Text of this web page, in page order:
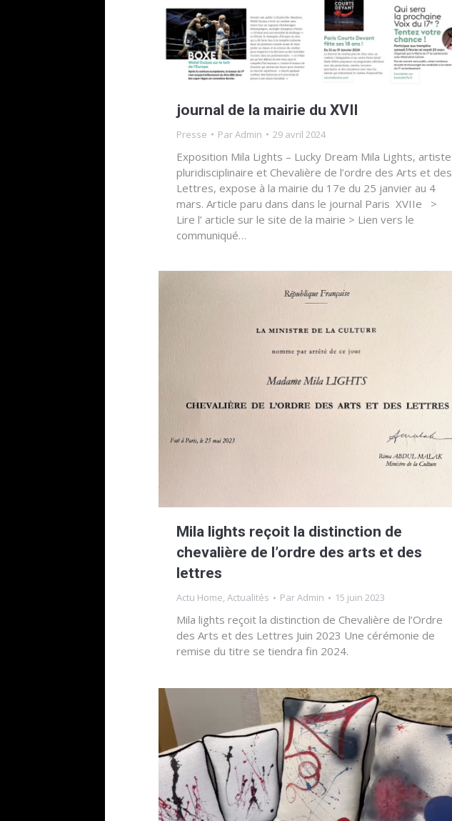
journal de la mairie du XVII
Presse ParAdmin 29 avril 2024
Exposition Mila Lights – Lucky Dream Mila Lights, artiste
pluridisciplinaire et Chevalière de l’ordre des Arts et des
Lettres, expose à la mairie du 17e du 25 janvier au 4
mars. Article paru dans dans le journal Paris XVIIe >
Lire l’ article sur le site de la mairie > Lien vers le
communiqué…
Mila lights reçoit la distinction de
chevalière de l’ordre des arts et des
lettres
Actu Home, Actualités ParAdmin 15 juin 2023
Mila lights reçoit la distinction de Chevalière de l’Ordre
des Arts et des Lettres Juin 2023 Une cérémonie de
remise du titre se tiendra fin 2024.